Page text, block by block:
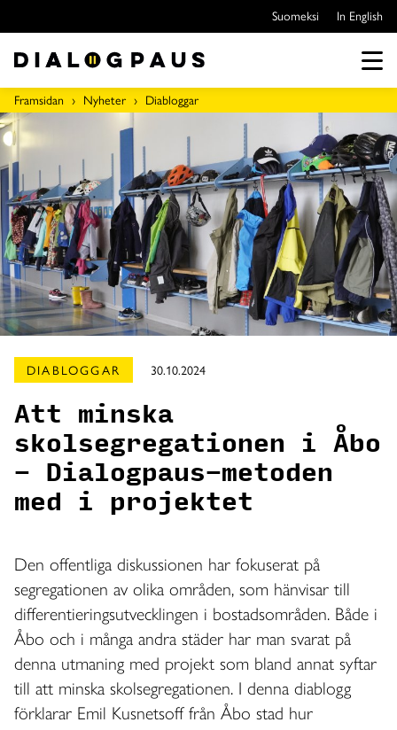
över
innehållet
Suomeksi In English
Framsidan Nyheter Diabloggar
DIABLOGGAR 30.10.2024
Att minska
skolsegregationen i Åbo
- Dialogpaus-metoden
med i projektet
Den offentliga diskussionen har fokuserat på
segregationen av olika områden, som hänvisar till
differentieringsutvecklingen i bostadsområden. Både i
Åbo och i många andra städer har man svarat på
denna utmaning med projekt som bland annat syftar
till att minska skolsegregationen. I denna diablogg
förklarar Emil Kusnetsoff från Åbo stad hur